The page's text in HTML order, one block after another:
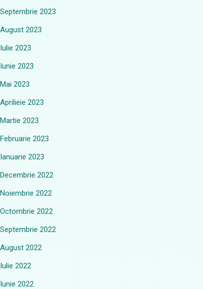
Septembrie 2023
August 2023
Iulie 2023
Iunie 2023
Mai 2023
Aprilieie 2023
Martie 2023
Februarie 2023
Ianuarie 2023
Decembrie 2022
Noiembrie 2022
Octombrie 2022
Septembrie 2022
August 2022
Iulie 2022
Iunie 2022